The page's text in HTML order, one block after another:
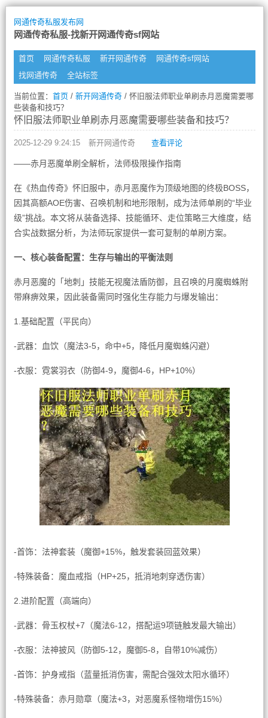
网通传奇私服发布网
网通传奇私服-找新开网通传奇sf网站
首页 网通传奇私服 新开网通传奇
网通传奇sf网站
找网通传奇
全站标签
当前位置： 首页/ 新开网通传奇/ 怀旧服法师职业单刷赤月恶魔需要哪
些装备和技巧？
怀旧服法师职业单刷赤月恶魔需要哪些装备和技巧？
2025-12-29 9:24:15 新开网通传奇 查看评论
——赤月恶魔单刷全解析，法师极限操作指南
在《热血传奇》怀旧服中，赤月恶魔作为顶级地图的终极BOSS，
因其高额AOE伤害、召唤机制和地形限制，成为法师单刷的“毕业
级”挑战。本文将从装备选择、技能循环、走位策略三大维度，结
合实战数据分析，为法师玩家提供一套可复制的单刷方案。
一、核心装备配置：生存与输出的平衡法则
赤月恶魔的「地刺」技能无视魔法盾防御，且召唤的月魔蜘蛛附
带麻痹效果，因此装备需同时强化生存能力与爆发输出：
1.基础配置（平民向）
-武器：血饮（魔法3-5，命中+5，降低月魔蜘蛛闪避）
-衣服：霓裳羽衣（防御4-9，魔御4-6，HP+10%）
-首饰：法神套装（魔御+15%，触发套装回蓝效果）
-特殊装备：魔血戒指（HP+25，抵消地刺穿透伤害）
2.进阶配置（高端向）
-武器：骨玉权杖+7（魔法6-12，搭配运9项链触发最大输出）
-衣服：法神披风（防御5-12，魔御5-8，自带10%减伤）
-首饰：护身戒指（蓝量抵消伤害，需配合强效太阳水循环）
-特殊装备：赤月勋章（魔法+3，对恶魔系怪物增伤15%）